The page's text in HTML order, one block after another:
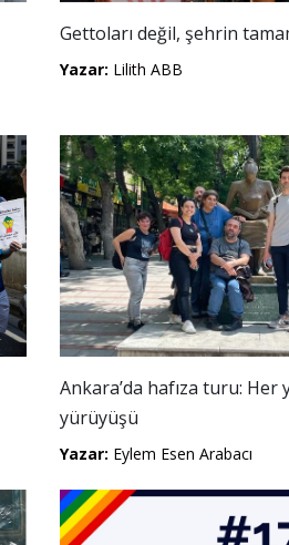
Gettoları değil, şehrin
Yazar: Lilith ABB
Ankara’da hafıza turu:
yürüyüşü
Yazar: Eylem Esen Arabacı